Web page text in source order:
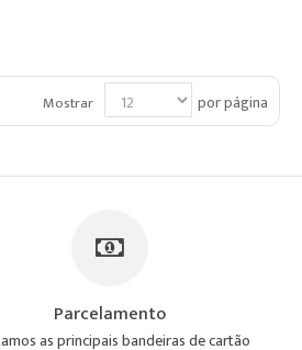
Mostrar por página
Parcelamento
as principais bandeiras de cartão